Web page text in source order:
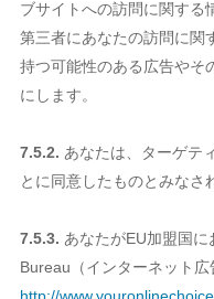
ブサイトへの訪問に関する
第三者にあなたの訪問に関
持つ可能性のある広告やそ
にします。
7.5.2. あなたは、ターゲテ
とに同意したものとみなさ
7.5.3. あなたがEU加盟国
Bureau（インターネット広